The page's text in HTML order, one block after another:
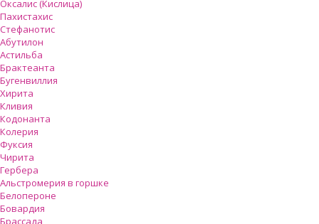
Оксалис (Кислица)
Пахистахис
Стефанотис
Абутилон
Астильба
Брактеанта
Бугенвиллия
Хирита
Кливия
Кодонанта
Колерия
Фуксия
Чирита
Гербера
Альстромерия в горшке
Белопероне
Бовардия
Брассада